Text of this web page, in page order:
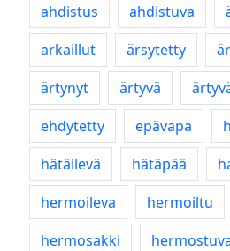
ahdistus
ahdistuva
arkaillut
ärsytetty
ärtynyt
ärtyvä
ehdytetty
epävapa
hätäilevä
hätäpää
hermoileva
hermoiltu
hermosakki